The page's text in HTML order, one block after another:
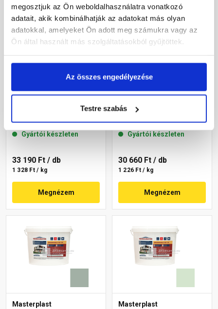
megosztjuk az Ön weboldalhasználatra vonatkozó
adatait, akik kombinálhatják az adatokat más olyan
adatokkal, amelyeket Ön adott meg számukra vagy az
Ön által használt más szolgáltatásokból gyűjtöttek.
Az összes engedélyezése
Testre szabás
Masterplast
Thermomaster szilikon
Gyártói készleten
33 190 Ft / db
1 328 Ft / kg
Megnézem
Masterplast
Thermomaster szilikon
Gyártói készleten
30 660 Ft / db
1 226 Ft / kg
Megnézem
Masterplast
Masterplast